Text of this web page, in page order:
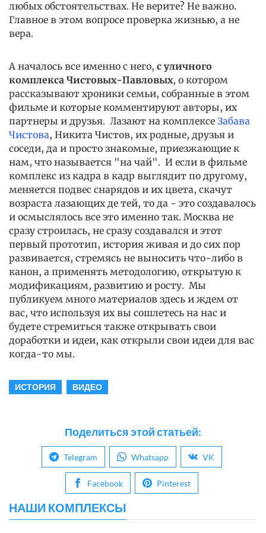
любых обстоятельствах. Не верите? Не важно.
Главное в этом вопросе проверка жизнью, а не
вера.
А началось все именно с него, с уличного
комплекса Чистовых-Павловых, о котором
рассказывают хроники семьи, собранные в этом
фильме и которые комментируют авторы, их
партнеры и друзья. Лазают на комплексе Забава
Чистова, Никита Чистов, их родные, друзья и
соседи, да и просто знакомые, приезжающие к
нам, что называется "на чай". И если в фильме
комплекс из кадра в кадр выглядит по другому,
меняется подвес снарядов и их цвета, скачут
возраста лазающих де тей, то да - это создавалось
и осмыслялось все это именно так. Москва не
сразу строилась, не сразу создавался и этот
первый прототип, история живая и до сих пор
развивается, стремясь не выносить что-либо в
канон, а применять методологию, открытую к
модификациям, развитию и росту. Мы
публикуем много материалов здесь и ждем от
вас, что используя их вы сошлетесь на нас и
будете стремиться также открывать свои
доработки и идеи, как открыли свои идеи для вас
когда-то мы.
ИСТОРИЯ ВИДЕО
Поделиться этой статьей:
Telegram Whatsapp VK
Facebook Pinterest
НАШИ КОМПЛЕКСЫ